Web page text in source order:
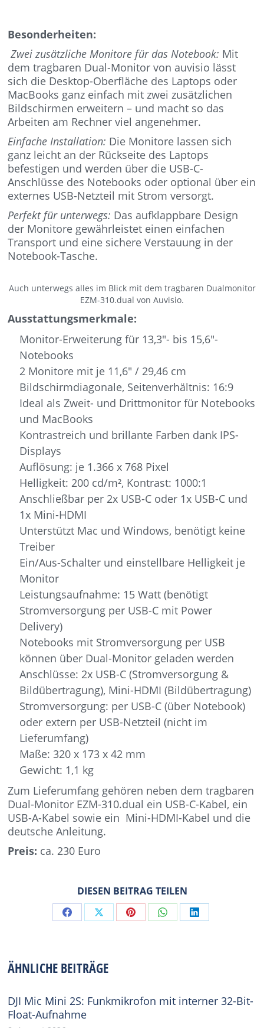
Besonderheiten:
Zwei zusätzliche Monitore für das Notebook: Mit
dem tragbaren Dual-Monitor von auvisio lässt
sich die Desktop-Oberfläche des Laptops oder
MacBooks ganz einfach mit zwei zusätzlichen
Bildschirmen erweitern – und macht so das
Arbeiten am Rechner viel angenehmer.
Einfache Installation: Die Monitore lassen sich
ganz leicht an der Rückseite des Laptops
befestigen und werden über die USB-C-
Anschlüsse des Notebooks oder optional über ein
externes USB-Netzteil mit Strom versorgt.
Perfekt für unterwegs: Das aufklappbare Design
der Monitore gewährleistet einen einfachen
Transport und eine sichere Verstauung in der
Notebook-Tasche.
Auch unterwegs alles im Blick mit dem tragbaren Dualmonitor
EZM-310.dual von Auvisio.
Ausstattungsmerkmale:
Monitor-Erweiterung für 13,3″- bis 15,6″-
Notebooks
2 Monitore mit je 11,6″ / 29,46 cm
Bildschirmdiagonale, Seitenverhältnis: 16:9
Ideal als Zweit- und Drittmonitor für Notebooks
und MacBooks
Kontrastreich und brillante Farben dank IPS-
Displays
Auflösung: je 1.366 x 768 Pixel
Helligkeit: 200 cd/m², Kontrast: 1000:1
Anschließbar per 2x USB-C oder 1x USB-C und
1x Mini-HDMI
Unterstützt Mac und Windows, benötigt keine
Treiber
Ein/Aus-Schalter und einstellbare Helligkeit je
Monitor
Leistungsaufnahme: 15 Watt (benötigt
Stromversorgung per USB-C mit Power
Delivery)
Notebooks mit Stromversorgung per USB
können über Dual-Monitor geladen werden
Anschlüsse: 2x USB-C (Stromversorgung &
Bildübertragung), Mini-HDMI (Bildübertragung)
Stromversorgung: per USB-C (über Notebook)
oder extern per USB-Netzteil (nicht im
Lieferumfang)
Maße: 320 x 173 x 42 mm
Gewicht: 1,1 kg
Zum Lieferumfang gehören neben dem tragbaren
Dual-Monitor EZM-310.dual ein USB-C-Kabel, ein
USB-A-Kabel sowie ein Mini-HDMI-Kabel und die
deutsche Anleitung.
Preis: ca. 230 Euro
DIESEN BEITRAG TEILEN
Share Share Share Share Share
ÄHNLICHE BEITRÄGE
DJI Mic Mini 2S: Funkmikrofon mit interner 32-Bit-
Float-Aufnahme